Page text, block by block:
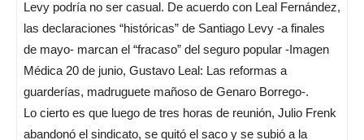
Levy podría no ser casual. De acuerdo con Leal Fernández,
las declaraciones “históricas” de Santiago Levy -a finales
de mayo- marcan el “fracaso” del seguro popular -Imagen
Médica 20 de junio, Gustavo Leal: Las reformas a
guarderías, madruguete mañoso de Genaro Borrego-.
Lo cierto es que luego de tres horas de reunión, Julio Frenk
abandonó el sindicato, se quitó el saco y se subió a la